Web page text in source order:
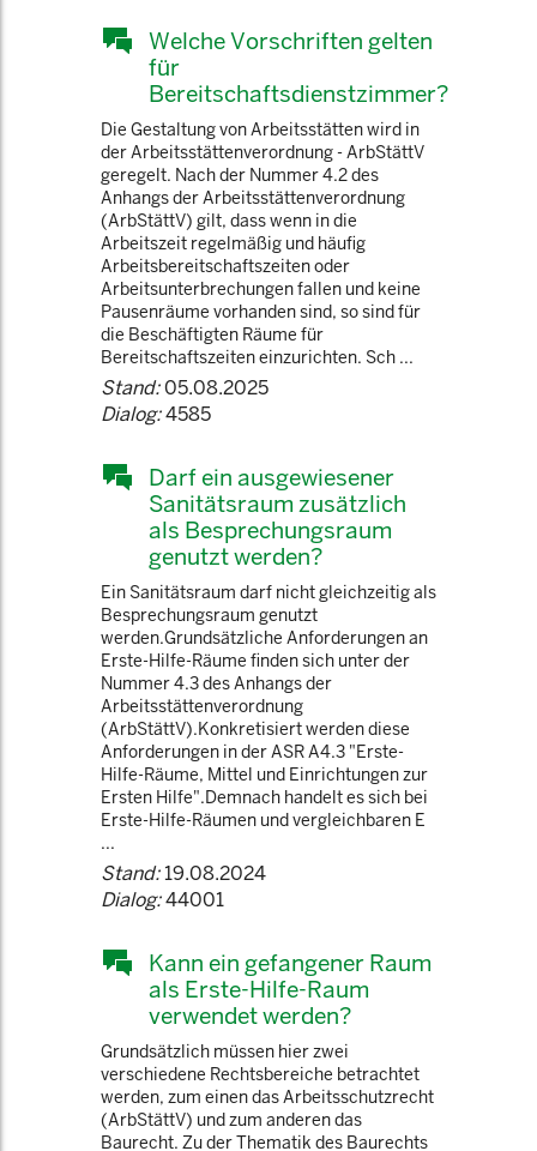
Welche Vorschriften gelten
für
Bereitschaftsdienstzimmer?
Die Gestaltung von Arbeitsstätten wird in
der Arbeitsstättenverordnung - ArbStättV
geregelt. Nach der Nummer 4.2 des
Anhangs der Arbeitsstättenverordnung
(ArbStättV) gilt, dass wenn in die
Arbeitszeit regelmäßig und häufig
Arbeitsbereitschaftszeiten oder
Arbeitsunterbrechungen fallen und keine
Pausenräume vorhanden sind, so sind für
die Beschäftigten Räume für
Bereitschaftszeiten einzurichten. Sch ...
Stand:05.08.2025
Dialog:4585
Darf ein ausgewiesener
Sanitätsraum zusätzlich
als Besprechungsraum
genutzt werden?
Ein Sanitätsraum darf nicht gleichzeitig als
Besprechungsraum genutzt
werden.Grundsätzliche Anforderungen an
Erste-Hilfe-Räume finden sich unter der
Nummer 4.3 des Anhangs der
Arbeitsstättenverordnung
(ArbStättV).Konkretisiert werden diese
Anforderungen in der ASR A4.3 "Erste-
Hilfe-Räume, Mittel und Einrichtungen zur
Ersten Hilfe".Demnach handelt es sich bei
Erste-Hilfe-Räumen und vergleichbaren E
...
Stand:19.08.2024
Dialog:44001
Kann ein gefangener Raum
als Erste-Hilfe-Raum
verwendet werden?
Grundsätzlich müssen hier zwei
verschiedene Rechtsbereiche betrachtet
werden, zum einen das Arbeitsschutzrecht
(ArbStättV) und zum anderen das
Baurecht. Zu der Thematik des Baurechts